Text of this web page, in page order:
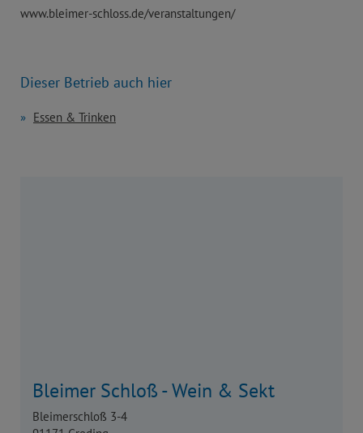
www.bleimer-schloss.de/veranstaltungen/
Dieser Betrieb auch hier
Essen & Trinken
Bleimer Schloß - Wein & Sekt
Bleimerschloß 3-4